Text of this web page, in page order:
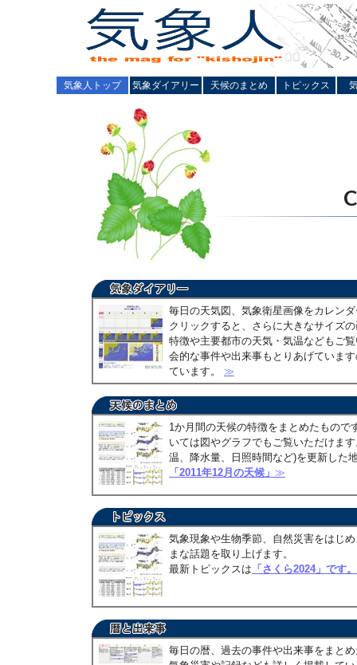
気象人トップ 気象ダイアリー 天候のまとめ トピックス
毎日の天気図、気象衛星画像をカレン
クリックすると、さらに大きなサイズ
特徴や主要都市の天気・気温などもご
会的な事件や出来事もとりあげていま
ています。 ≫
1か月間の天候の特徴をまとめたもので
いては図やグラフでもご覧いただけま
温、降水量、日照時間など)を更新した
「2011年12月の天候」 ≫
気象現象や生物季節、自然災害をはじ
まな話題を取り上げます。
最新トピックスは 「さくら2024」です。
毎日の暦、過去の事件や出来事をまと